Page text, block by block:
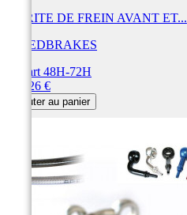
DURITE DE FREIN AVANT ET...
SPEEDBRAKES
Départ 48H-72H
452,26 €
Ajouter au panier